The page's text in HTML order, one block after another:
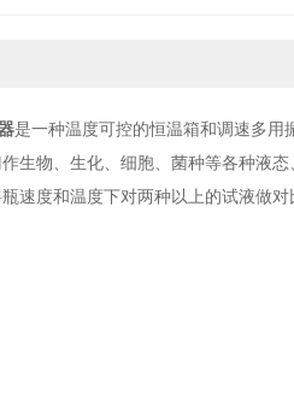
是一种温度可控的恒温箱和调速多用
生物、生化、细胞、菌种等各种液
速度和温度下对两种以上的试液做对